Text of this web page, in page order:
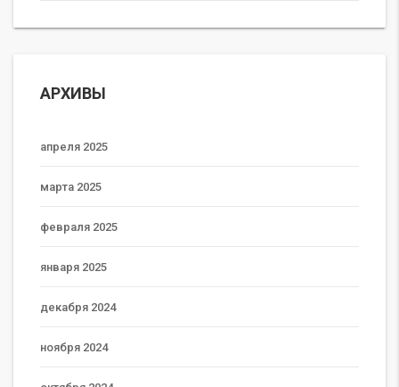
АРХИВЫ
апреля 2025
марта 2025
февраля 2025
января 2025
декабря 2024
ноября 2024